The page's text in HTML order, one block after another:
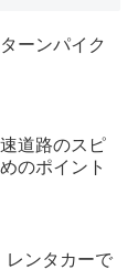
ーンパイク
道路のスピ
のポイント
レンタカーで